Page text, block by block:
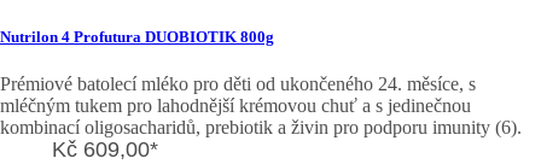
Nutrilon 4 Profutura DUOBIOTIK 800g
Prémiové batolecí mléko pro děti od ukončeného 24. měsíce, s
mléčným tukem pro lahodnější krémovou chuť a s jedinečnou
kombinací oligosacharidů, prebiotik a živin pro podporu imunity (6).
Kč 609,00*